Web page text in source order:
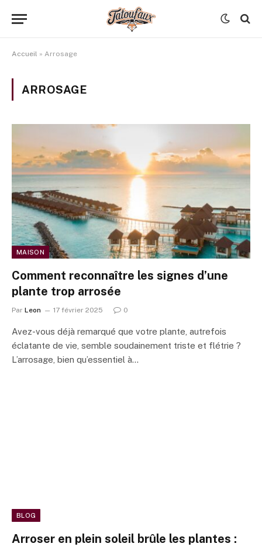
Accueil » Arrosage
ARROSAGE
MAISON
Comment reconnaître les signes d’une
plante trop arrosée
Par Leon 17 février 2025 0
Avez-vous déjà remarqué que votre plante, autrefois
éclatante de vie, semble soudainement triste et flétrie ?
L’arrosage, bien qu’essentiel à…
BLOG
Arroser en plein soleil brûle les plantes :